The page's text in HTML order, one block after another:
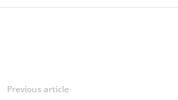
Previous article